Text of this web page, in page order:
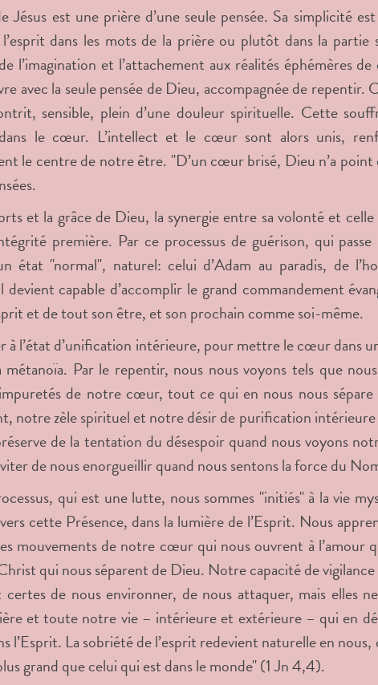
Jésus est une prière d’une seule pensée. Sa simplicité
dans les mots de la prière ou plutôt dans la
l’imagination et l’attachement aux réalités éphémères
avec la seule pensée de Dieu, accompagnée de
sensible, plein d’une douleur spirituelle. Cette
le cœur. L’intellect et le cœur sont alors unis,
le centre de notre être. "D’un cœur brisé, Dieu n’a
et la grâce de Dieu, la synergie entre sa volonté et
première. Par ce processus de guérison, qui
état "normal", naturel: celui d’Adam au paradis, de
devient capable d’accomplir le grand commandement
et de tout son être, et son prochain comme soi-même.
à l’état d’unification intérieure, pour mettre le cœur dans
Par le repentir, nous nous voyons tels que
de notre cœur, tout ce qui en nous nous sépare
notre zèle spirituel et notre désir de purification intérieure
de la tentation du désespoir quand nous voyons
de nous enorgueillir quand nous sentons la force du
qui est une lutte, nous sommes "initiés" à la vie
cette Présence, dans la lumière de l’Esprit. Nous
mouvements de notre cœur qui nous ouvrent à l’amour
qui nous séparent de Dieu. Notre capacité de vigilance
de nous environner, de nous attaquer, mais elles
et toute notre vie – intérieure et extérieure – qui en
l’Esprit. La sobriété de l’esprit redevient naturelle en
grand que celui qui est dans le monde" (1 Jn 4,4).